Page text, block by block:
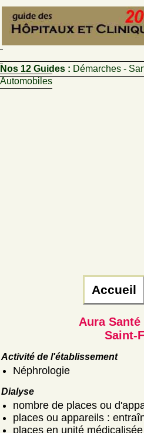
Nos 12 Guides : Démarches -
Automobiles
Accueil
Aura
Saint-
Activité de l'établissement
Néphrologie
Dialyse
nombre de places ou
places ou appareils :
places en unité